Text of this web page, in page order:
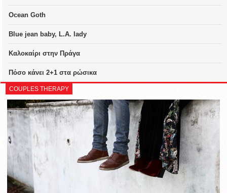
Ocean Goth
Blue jean baby, L.A. lady
Καλοκαίρι στην Πράγα
Πόσο κάνει 2+1 στα ρώσικα
COUPLES THERAPY